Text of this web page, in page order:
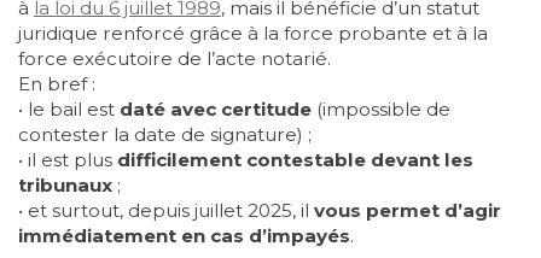
à la loi du 6 juillet 1989, mais il bénéficie d’un statut
juridique renforcé grâce à la force probante et à la
force exécutoire de l’acte notarié.
En bref :
• le bail est daté avec certitude (impossible de
contester la date de signature) ;
• il est plus difficilement contestable devant les
tribunaux ;
• et surtout, depuis juillet 2025, il vous permet d’agir
immédiatement en cas d’impayés.